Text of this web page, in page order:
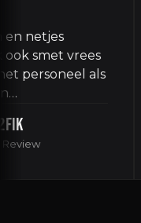
smet vrees
als